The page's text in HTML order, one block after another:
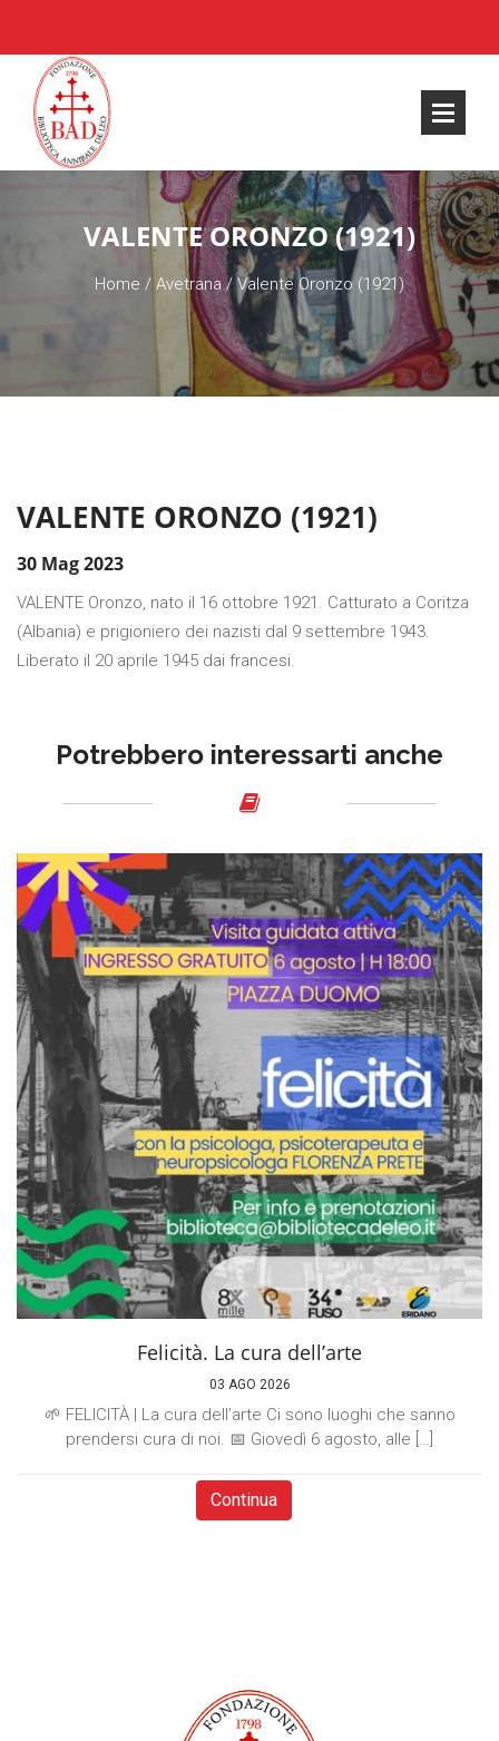
VALENTE ORONZO (1921)
Home / Avetrana/Valente Oronzo (1921)
VALENTE ORONZO (1921)
30 Mag 2023
VALENTE Oronzo, nato il 16 ottobre 1921. Catturato a Coritza
(Albania) e prigioniero dei nazisti dal 9 settembre 1943.
Liberato il 20 aprile 1945 dai francesi.
Potrebbero interessarti anche
Felicità. La cura dell’arte
03 AGO 2026
🌱 FELICITÀ | La cura dell’arte Ci sono luoghi che sanno
prendersi cura di noi. 📅 Giovedì 6 agosto, alle […]
Continua